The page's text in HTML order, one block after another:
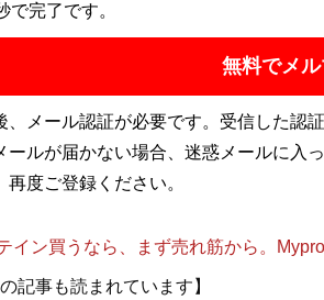
で完了です。
無料でメ
メール認証が必要です。受信した認
ルが届かない場合、迷惑メールに入
再度ご登録ください。
イン買うなら、まず売れ筋から。
の記事も読まれています】